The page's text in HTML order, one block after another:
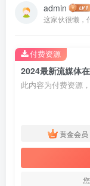
admin
这家伙很懒，
2024最新流媒体
此内容为付费资源
黄金会员
付费资源